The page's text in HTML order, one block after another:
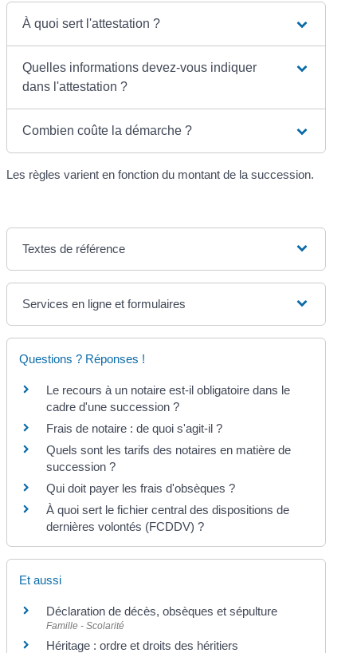
À quoi sert l'attestation ?
Quelles informations devez-vous indiquer
dans l'attestation ?
Combien coûte la démarche ?
Les règles varient en fonction du montant de la succession.
Textes de référence
Services en ligne et formulaires
Questions ? Réponses !
Le recours à un notaire est-il obligatoire dans le
cadre d'une succession ?
Frais de notaire : de quoi s'agit-il ?
Quels sont les tarifs des notaires en matière de
succession ?
Qui doit payer les frais d'obsèques ?
À quoi sert le fichier central des dispositions de
dernières volontés (FCDDV) ?
Et aussi
Déclaration de décès, obsèques et sépulture
Famille - Scolarité
Héritage : ordre et droits des héritiers